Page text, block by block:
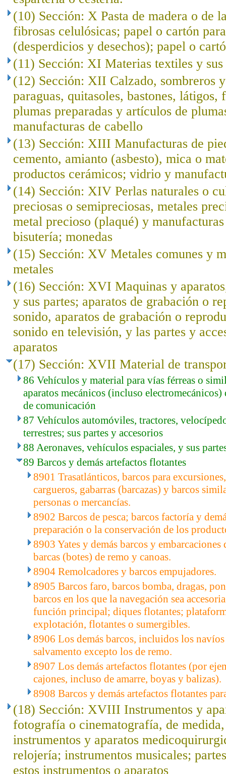
(10) Sección: X Pasta de madera o de
fibrosas celulósicas; papel o cartón
(desperdicios y desechos); papel o
(11) Sección: XI Materias textiles y sus
(12) Sección: XII Calzado, sombreros
paraguas, quitasoles, bastones, látigos,
plumas preparadas y artículos de
manufacturas de cabello
(13) Sección: XIII Manufacturas de
cemento, amianto (asbesto), mica o
productos cerámicos; vidrio y
(14) Sección: XIV Perlas naturales o
preciosas o semipreciosas, metales
metal precioso (plaqué) y
bisutería; monedas
(15) Sección: XV Metales comunes y
metales
(16) Sección: XVI Maquinas y
y sus partes; aparatos de grabación o
sonido, aparatos de grabación o
sonido en televisión, y las partes y
aparatos
(17) Sección: XVII Material de
86 Vehículos y material para vías férreas o
aparatos mecánicos (incluso
de comunicación
87 Vehículos automóviles, tractores,
terrestres; sus partes y accesorios
88 Aeronaves, vehículos espaciales, y sus
89 Barcos y demás artefactos flotantes
8901 Trasatlánticos, barcos para
cargueros, gabarras (barcazas) y barcos
personas o mercancías.
8902 Barcos de pesca; barcos factoría y
preparación o la conservación de los
8903 Yates y demás barcos y embarcaciones
barcas (botes) de remo y canoas.
8904 Remolcadores y barcos empujadores.
8905 Barcos faro, barcos bomba, dragas,
barcos en los que la navegación sea
función principal; diques flotantes;
explotación, flotantes o sumergibles.
8906 Los demás barcos, incluidos los
salvamento excepto los de remo.
8907 Los demás artefactos flotantes (por
cajones, incluso de amarre, boyas y balizas).
8908 Barcos y demás artefactos flotantes
(18) Sección: XVIII Instrumentos y
fotografía o cinematografía, de
instrumentos y aparatos
relojería; instrumentos musicales;
estos instrumentos o aparatos